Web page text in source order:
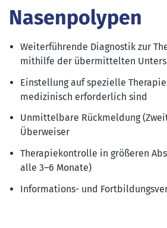
Nasenpolypen
Weiterführende Diagnostik zur
mithilfe der übermittelten
Einstellung auf spezielle
medizinisch erforderlich sind
Unmittelbare Rückmeldung
Überweiser
Therapiekontrolle in größeren
alle 3–6 Monate)
Informations- und